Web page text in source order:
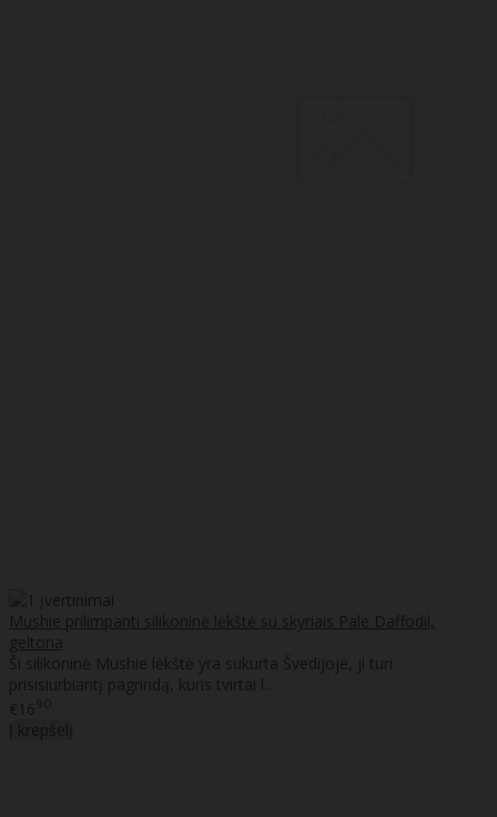
Mushie prilimpanti silikoninė lėkštė su skyriais Pale Daffodil,
geltona
Ši silikoninė Mushie lėkštė yra sukurta Švedijoje, ji turi
prisisiurbiantį pagrindą, kuris tvirtai l..
€1690